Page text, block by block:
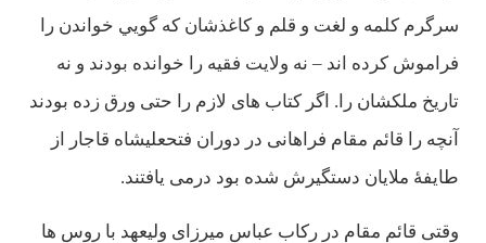
سرگرم كلمه و لغت و قلم و كاغذشان كه گويي خواندن را
فراموش كرده اند – نه ولايت فقيه را خوانده بودند و نه
تاريخ ملكشان را. اگر كتاب های لازم را حتی ورق زده بودند
آنچه را قائم مقام فراهانی در دوران فتحعليشاه قاجار از
طايفۀ ملايان دستگيرش شده بود درمی يافتند.
وقتی قائم مقام در ركاب عباس ميرزای وليعهد با روس ها